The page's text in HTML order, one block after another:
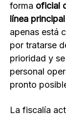
forma oficial
línea
apenas está
por tratarse
prioridad y
personal
pronto
La fiscalía